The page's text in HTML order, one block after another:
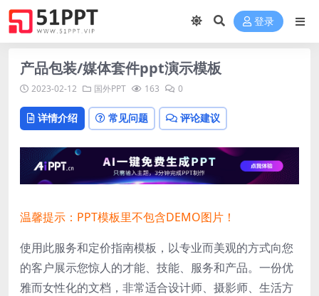
登录
产品包装/媒体套件ppt演示模板
2023-02-12 国外PPT 163 0
详情介绍 常见问题 评论建议
温馨提示：PPT模板里不包含DEMO图片！
使用此服务和定价指南模板，以专业而美观的方式向您
的客户展示您惊人的才能、技能、服务和产品。一份优
雅而女性化的文档，非常适合设计师、摄影师、生活方